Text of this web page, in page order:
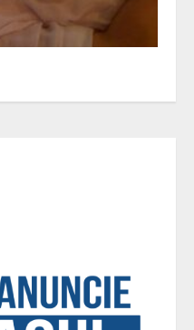
que o frio também afeta
cuidados
Ebola na República
do Congo é mais
nunca